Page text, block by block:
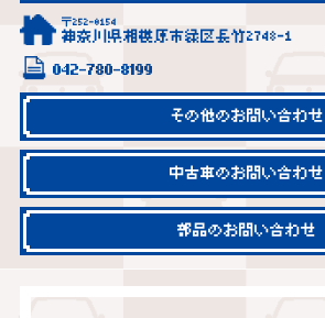
〒252-0154
神奈川県相模原市緑区長竹2748-1
042-780-8199
その他のお問い合わせ
中古車のお問い合わせ
部品のお問い合わせ